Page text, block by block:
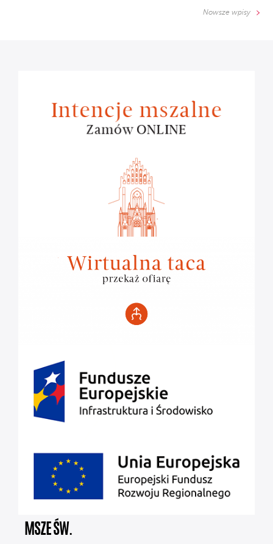
Nowsze wpisy
MSZE ŚW.